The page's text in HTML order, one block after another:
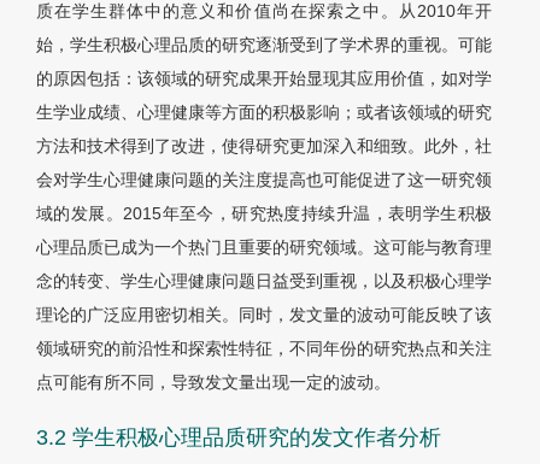
质在学生群体中的意义和价值尚在探索之中。从2010年开
始，学生积极心理品质的研究逐渐受到了学术界的重视。可能
的原因包括：该领域的研究成果开始显现其应用价值，如对学
生学业成绩、心理健康等方面的积极影响；或者该领域的研究
方法和技术得到了改进，使得研究更加深入和细致。此外，社
会对学生心理健康问题的关注度提高也可能促进了这一研究领
域的发展。2015年至今，研究热度持续升温，表明学生积极
心理品质已成为一个热门且重要的研究领域。这可能与教育理
念的转变、学生心理健康问题日益受到重视，以及积极心理学
理论的广泛应用密切相关。同时，发文量的波动可能反映了该
领域研究的前沿性和探索性特征，不同年份的研究热点和关注
点可能有所不同，导致发文量出现一定的波动。
3.2 学生积极心理品质研究的发文作者分析